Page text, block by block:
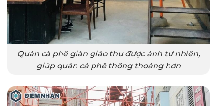
Quán cà phê giàn giáo thu được ánh tự nhiên,
giúp quán cà phê thông thoáng hơn